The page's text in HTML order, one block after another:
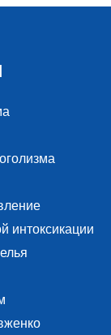
интоксикации